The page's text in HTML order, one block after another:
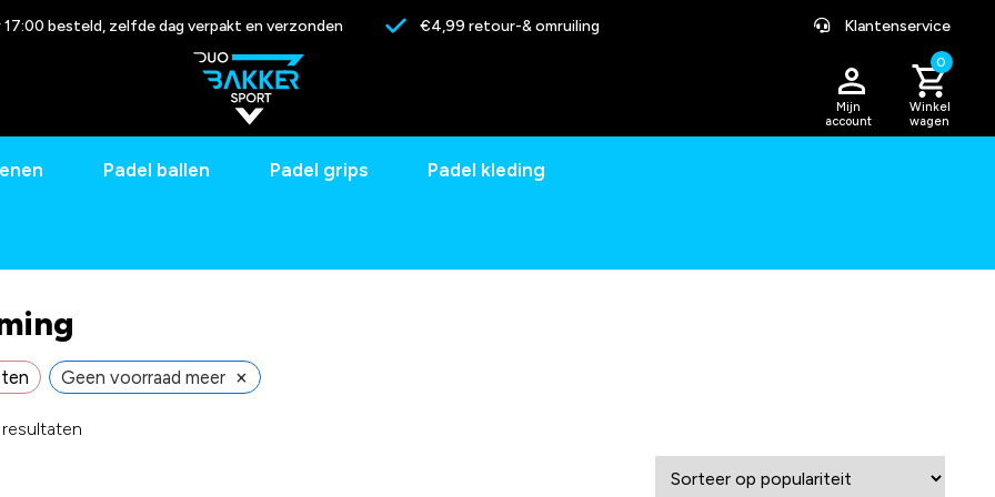
besteld, zelfde dag verpakt en verzonden €4,99 retour-& omruiling Klantenservice
Mijn
account
Winkel
wagen
0
Padel ballen Padel grips Padel kleding
Geen voorraad meer ×